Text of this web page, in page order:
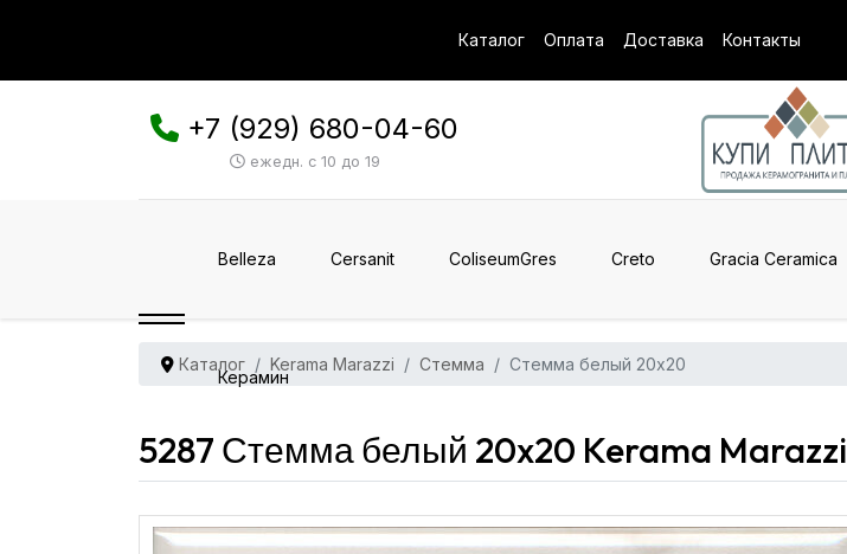
Каталог Оплата Доставка Контакты
+7 (929) 680-04-60
ежедн. с 10 до 19
Belleza Cersanit ColiseumGres Creto Gracia Ceramica
Керамин
Каталог Kerama Marazzi Стемма Стемма белый 20x20
5287 Стемма белый 20x20 Kerama Marazzi